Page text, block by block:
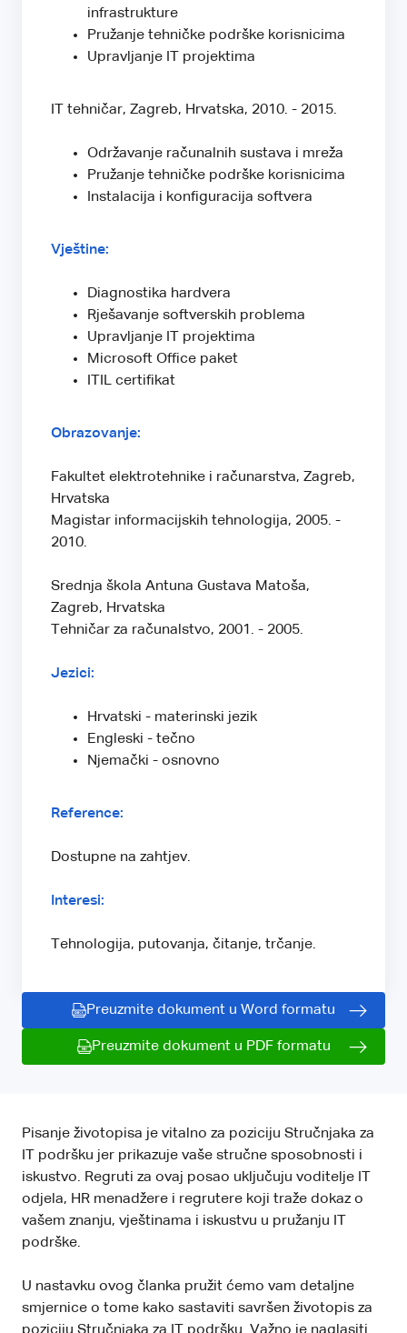
infrastrukture
Pružanje tehničke podrške korisnicima
Upravljanje IT projektima
IT tehničar, Zagreb, Hrvatska, 2010. - 2015.
Održavanje računalnih sustava i mreža
Pružanje tehničke podrške korisnicima
Instalacija i konfiguracija softvera
Vještine:
Diagnostika hardvera
Rješavanje softverskih problema
Upravljanje IT projektima
Microsoft Office paket
ITIL certifikat
Obrazovanje:
Fakultet elektrotehnike i računarstva, Zagreb,
Hrvatska
Magistar informacijskih tehnologija, 2005. -
2010.
Srednja škola Antuna Gustava Matoša,
Zagreb, Hrvatska
Tehničar za računalstvo, 2001. - 2005.
Jezici:
Hrvatski - materinski jezik
Engleski - tečno
Njemački - osnovno
Reference:
Dostupne na zahtjev.
Interesi:
Tehnologija, putovanja, čitanje, trčanje.
Preuzmite dokument u Word formatu
Preuzmite dokument u PDF formatu
Pisanje životopisa je vitalno za poziciju Stručnjaka za
IT podršku jer prikazuje vaše stručne sposobnosti i
iskustvo. Regruti za ovaj posao uključuju voditelje IT
odjela, HR menadžere i regrutere koji traže dokaz o
vašem znanju, vještinama i iskustvu u pružanju IT
podrške.
U nastavku ovog članka pružit ćemo vam detaljne
smjernice o tome kako sastaviti savršen životopis za